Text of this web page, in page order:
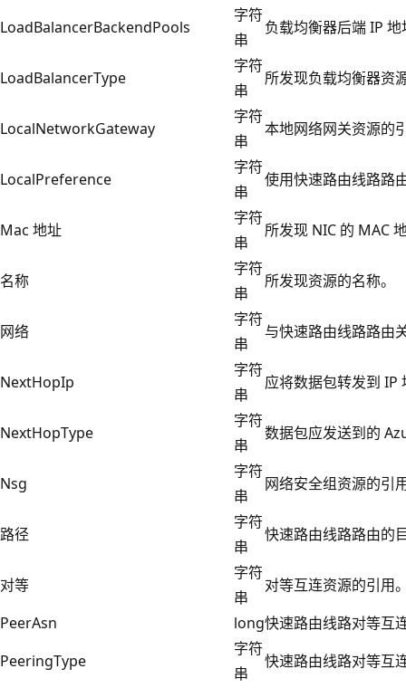
LoadBalancerBackendPools
字符
串
负载均衡器后端 IP
LoadBalancerType
字符
串
所发现负载均衡器资
LocalNetworkGateway
字符
串
本地网络网关资源的
LocalPreference
字符
串
使用快速路由线路路
Mac 地址
字符
串
所发现 NIC 的 MAC
名称
字符
串
所发现资源的名称。
网络
字符
串
与快速路由线路路由
NextHopIp
字符
串
应将数据包转发到 IP
NextHopType
字符
串
数据包应发送到的
Nsg
字符
串
网络安全组资源的引
路径
字符
串
快速路由线路路由的
对等
字符
串
对等互连资源的引用
PeerAsn
long快速路由线路对等互
PeeringType
字符
串
快速路由线路对等互